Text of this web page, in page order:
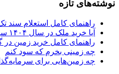
نوشته‌های تازه
راهنمای کامل استعلام سند
آیا خرید ملک در سال ۱۴۰۴ سود آور است؟
راهنمای کامل خرید زمین در
چه زمینی بخرم که سود کنم
چه زمین‌هایی برای